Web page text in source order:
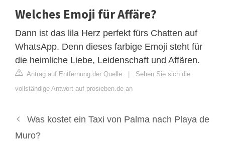
Welches Emoji für Affäre?
Dann ist das lila Herz perfekt fürs Chatten auf
WhatsApp. Denn dieses farbige Emoji steht für
die heimliche Liebe, Leidenschaft und Affären.
Antrag auf Entfernung der Quelle | Sehen Sie sich die
vollständige Antwort auf prosieben.de an
Was kostet ein Taxi von Palma nach Playa de
Muro?